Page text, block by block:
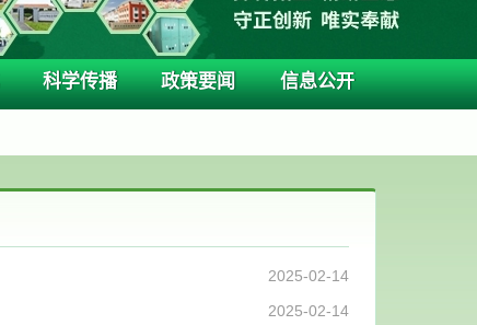
科学传播 政策要闻 信息公开
2025-02-14
2025-02-14